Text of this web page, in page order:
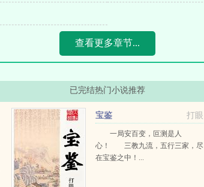
查看更多章节...
已完结热门小说推荐
打眼
宝鉴
一局安百变，叵测是人
心！ 三教九流，五行三家，尽
在宝鉴之中！...